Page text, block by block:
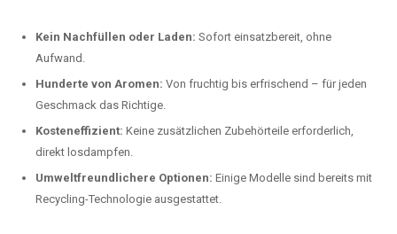
Kein Nachfüllen oder Laden: Sofort einsatzbereit, ohne
Aufwand.
Hunderte von Aromen: Von fruchtig bis erfrischend – für jeden
Geschmack das Richtige.
Kosteneffizient: Keine zusätzlichen Zubehörteile erforderlich,
direkt losdampfen.
Umweltfreundlichere Optionen: Einige Modelle sind bereits mit
Recycling-Technologie ausgestattet.